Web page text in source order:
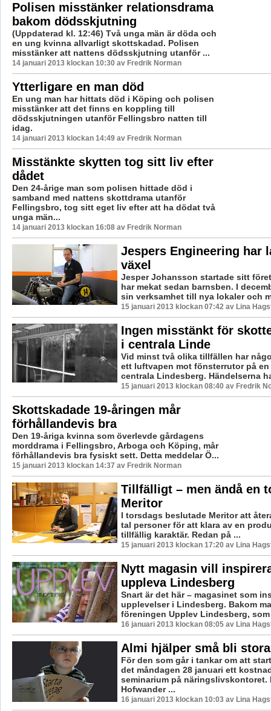
Polisen misstänker relationsdrama
bakom dödsskjutning
(Uppdaterad kl. 12:46) Två unga män är döda och
en ung kvinna allvarligt skottskadad. Polisen
misstänker att nattens dödsskjutning utanför ...
14 januari 2013 klockan 10:30 av Fredrik Norman
Ytterligare en man död
En ung man har hittats död i Köping och polisen
misstänker att det finns en koppling till
dödsskjutningen utanför Fellingsbro natten till
idag.
14 januari 2013 klockan 14:49 av Fredrik Norman
Misstänkte skytten tog sitt liv efter
dådet
Den 24-årige man som polisen hittade död i
samband med nattens skottdrama utanför
Fellingsbro, tog sitt eget liv efter att ha dödat två
unga män...
14 januari 2013 klockan 16:08 av Fredrik Norman
Jespers Engineering har
växel
Jesper Johansson startade sitt
har mekat sedan barnsben. I
sin verksamhet till nya lokaler och
15 januari 2013 klockan 07:42 av Lina
Ingen misstänkt för
i centrala Linde
Vid minst två olika tillfällen har
ett luftvapen mot fönsterrutor på
centrala Lindesberg. Händelserna
15 januari 2013 klockan 08:40 av Fredrik
Skottskadade 19-åringen mår
förhållandevis bra
Den 19-åriga kvinna som överlevde gårdagens
morddrama i Fellingsbro, Arboga och Köping, mår
förhållandevis bra fysiskt sett. Detta meddelar Ö...
15 januari 2013 klockan 14:37 av Fredrik Norman
Tillfälligt – men ändå en
Meritor
I torsdags beslutade Meritor att
tal personer för att klara av en
tillfällig karaktär. Redan på ...
15 januari 2013 klockan 17:20 av Lina
Nytt magasin vill
uppleva Lindesberg
Snart är det här – magasinet som
upplevelser i Lindesberg. Bakom
föreningen Upplev Lindesberg,
16 januari 2013 klockan 08:05 av Lina
Almi hjälper små bli stora
För den som går i tankar om att
det måndagen 28 januari ett
seminarium på näringslivskontoret.
Hofwander ...
16 januari 2013 klockan 10:03 av Lina